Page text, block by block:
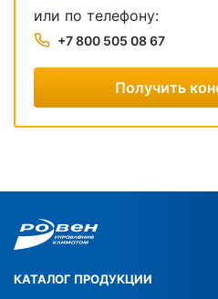
или по телефону:
+7 800 505 08 67
Получить
КАТАЛОГ ПРОДУКЦИИ